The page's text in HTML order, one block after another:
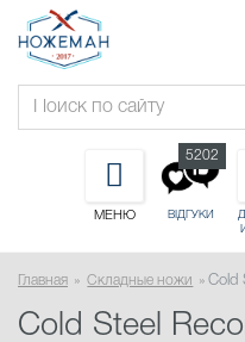
МЕНЮ ВІДГУКИ
5202
Главная Складные ножи Cold
Cold Steel